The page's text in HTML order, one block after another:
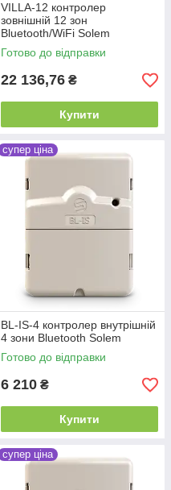
VILLA-12 контролер
зовнішній 12 зон
Bluetooth/WiFi Solem
Готово до відправки
22 136,76 ₴
Купити
супер ціна
BL-IS-4 контролер внутрішній
4 зони Bluetooth Solem
Готово до відправки
6 210 ₴
Купити
супер ціна